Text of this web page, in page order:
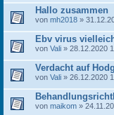
Hallo zusammen
von mh2018 »
Ebv virus
von Vali » 28.12.2020
Verdacht auf
von Vali » 26.12.2020
von maikom »